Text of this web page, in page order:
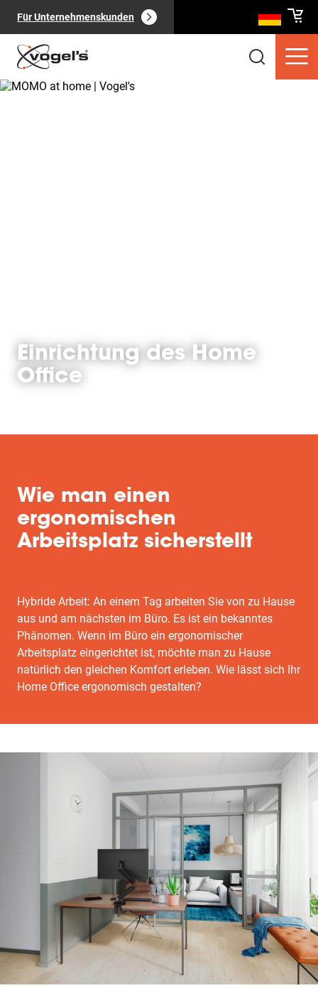
Für Unternehmenskunden
Einrichtung des Home
Office
Wie man einen
ergonomischen
Arbeitsplatz sicherstellt
Hybride Arbeit: An einem Tag arbeiten Sie von zu Hause
aus und am nächsten im Büro. Es ist ein bekanntes
Phänomen. Wenn im Büro ein ergonomischer
Arbeitsplatz eingerichtet ist, möchte man zu Hause
natürlich den gleichen Komfort erleben. Wie lässt sich Ihr
Home Office ergonomisch gestalten?